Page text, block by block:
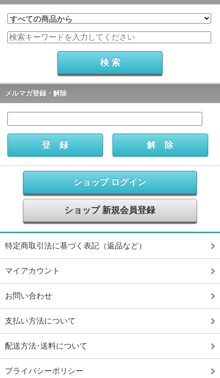
メルマガ登録・解除
ショップ ログイン
ショップ 新規会員登録
特定商取引法に基づく表記（返品など）
マイアカウント
お問い合わせ
支払い方法について
配送方法･送料について
プライバシーポリシー